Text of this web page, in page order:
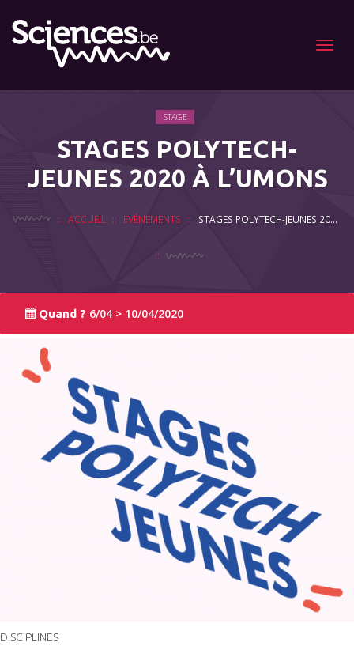
Menu
STAGE
STAGES POLYTECH-
JEUNES 2020 À L’UMONS
ACCUEIL EVÉNEMENTS STAGES POLYTECH-JEUNES 2020 À L’UMONS
Quand ? 6/04 > 10/04/2020
DISCIPLINES